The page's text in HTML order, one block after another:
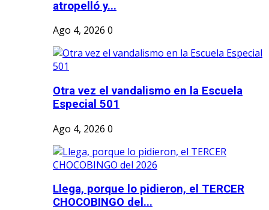
atropelló y...
Ago 4, 2026 0
Otra vez el vandalismo en la Escuela
Especial 501
Ago 4, 2026 0
Llega, porque lo pidieron, el TERCER
CHOCOBINGO del...